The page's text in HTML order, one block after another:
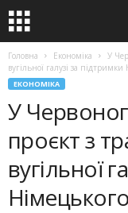
Головна Економіка
У
вугільної галузі за
ЕКОНОМІКА
У
проєкт з
вугільної